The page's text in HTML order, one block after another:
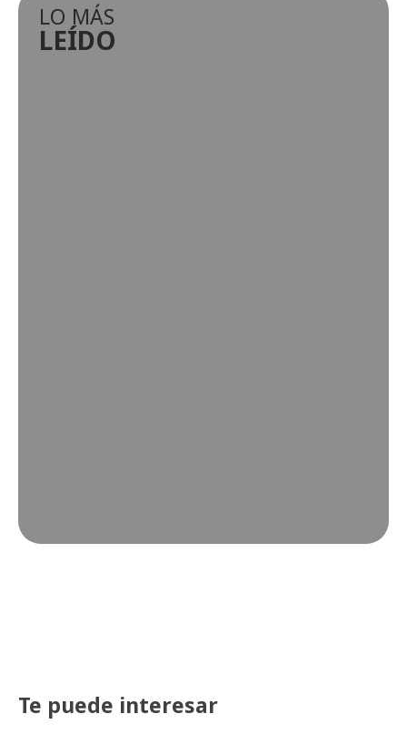
LO MÁS
LEÍDO
Te puede interesar